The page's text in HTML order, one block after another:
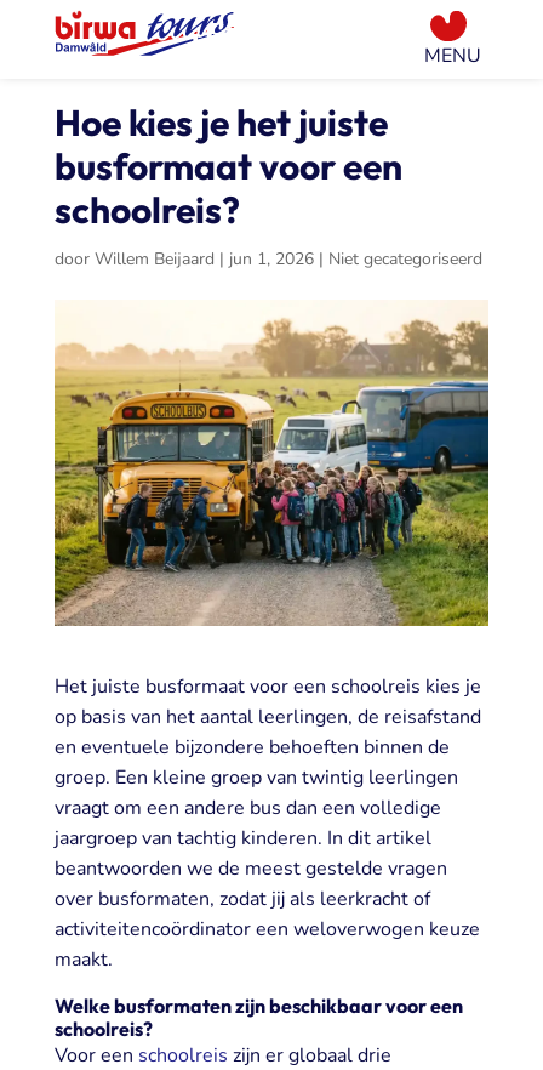
Hoe kies je het juiste
busformaat voor een
schoolreis?
door Willem Beijaard | jun 1, 2026| Niet gecategoriseerd
Het juiste busformaat voor een schoolreis kies je
op basis van het aantal leerlingen, de reisafstand
en eventuele bijzondere behoeften binnen de
groep. Een kleine groep van twintig leerlingen
vraagt om een andere bus dan een volledige
jaargroep van tachtig kinderen. In dit artikel
beantwoorden we de meest gestelde vragen
over busformaten, zodat jij als leerkracht of
activiteitencoördinator een weloverwogen keuze
maakt.
Welke busformaten zijn beschikbaar voor een
schoolreis?
Voor een schoolreis zijn er globaal drie